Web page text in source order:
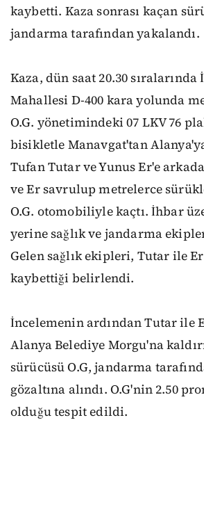
kaybetti. Kaza sonrası kaçan
jandarma tarafından yakalandı.
Kaza, dün saat 20.30 sıralarında
Mahallesi D-400 kara yolunda
O.G. yönetimindeki 07 LKV 76
bisikletle Manavgat'tan
Tufan Tutar ve Yunus Er'e
ve Er savrulup metrelerce
O.G. otomobiliyle kaçtı. İhbar
yerine sağlık ve jandarma
Gelen sağlık ekipleri, Tutar ile
kaybettiği belirlendi.
İncelemenin ardından Tutar ile
Alanya Belediye Morgu'na
sürücüsü O.G, jandarma
gözaltına alındı. O.G'nin 2.50
olduğu tespit edildi.